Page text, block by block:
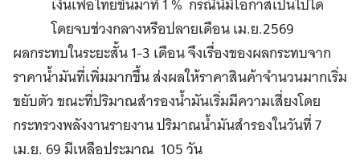
โดยจบช่วงกลางหรือปลายเดือน เม.ย.2569
ผลกระทบในระยะสั้น 1-3 เดือน จึงเรื่องของผลกระทบจาก
ราคาน้ำมันที่เพิ่มมากขึ้น ส่งผลให้ราคาสินค้าจำนวนมากเริ่ม
ขยับตัว ขณะที่ปริมาณสำรองน้ำมันเริ่มมีความเสี่ยงโดย
กระทรวงพลังงานรายงาน ปริมาณน้ำมันสำรองในวันที่ 7
เม.ย. 69 มีเหลือประมาณ 105 วัน